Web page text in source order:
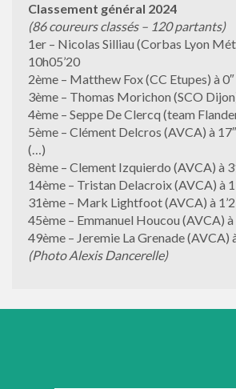
Classement général 2024
(86 coureurs classés – 120 partants)
1er – Nicolas Silliau (Corbas Lyon
10h05’20
2ème – Matthew Fox (CC Etupes) à 0″
3ème – Thomas Morichon (SCO
4ème – Seppe De Clercq (team
5ème – Clément Delcros (AVCA) à 17″
(…)
8ème – Clement Izquierdo (AVCA) à
14ème – Tristan Delacroix (AVCA) à
31ème – Mark Lightfoot (AVCA) à
45ème – Emmanuel Houcou (AVCA) à
49ème – Jeremie La Grenade (AVCA)
(Photo Alexis Dancerelle)